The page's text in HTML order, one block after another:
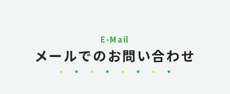
メールでのお問い合わせ
E-Mail